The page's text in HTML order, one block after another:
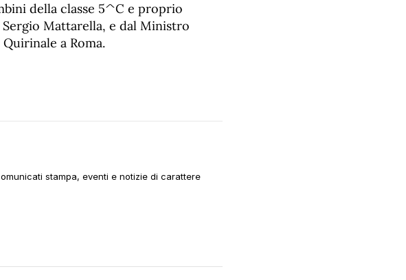
della classe 5^C e proprio
Mattarella, e dal Ministro
a Roma.
stampa, eventi e notizie di carattere